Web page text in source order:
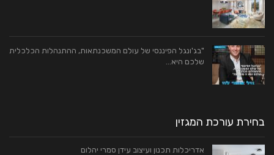
"בג'ונגל הפיננסי של עולם המשכנתאות, ההתנהלות הכלכלית
שלכם היא…
בחירת עורכת המגזין
אדריכלות תכנון ועיצוב עידן סמרי יהלום